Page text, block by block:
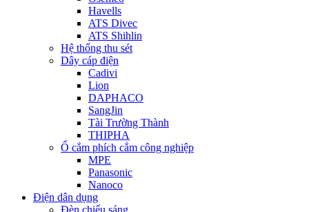
Havells
ATS Divec
ATS Shihlin
Hệ thống thu sét
Dây cáp điện
Cadivi
Lion
DAPHACO
SangJin
Tài Trường Thành
THIPHA
Ổ cắm phích cắm công nghiệp
MPE
Panasonic
Nanoco
Điện dân dụng
Đèn chiếu sáng